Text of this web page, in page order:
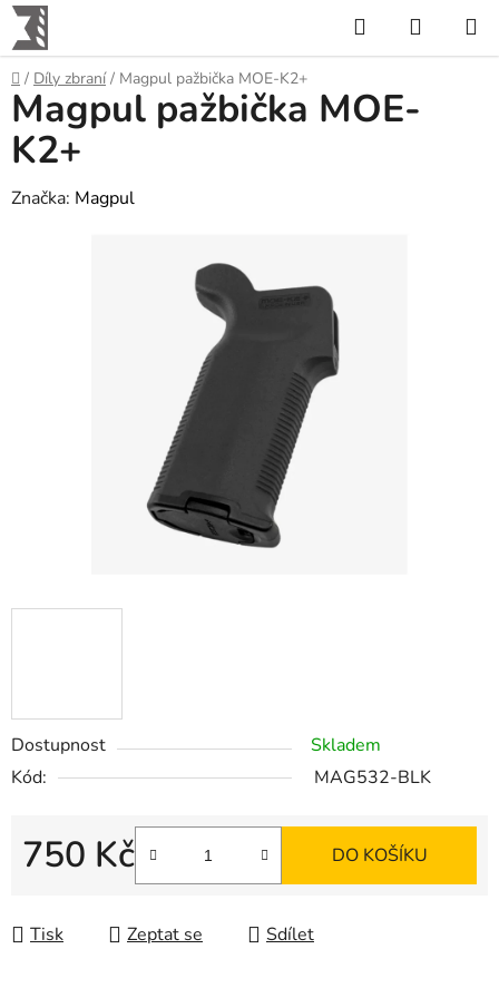
Přejít
na
obsah
Hledat
KOŠÍK
Domů
/ Díly zbraní / Magpul pažbička MOE-K2+
Dostupnost
Skladem
Kód:
MAG532-BLK
750 Kč DO KOŠÍKU
Tisk Zeptat se Sdílet
Magpul pažbička MOE-
K2+
Značka: Magpul